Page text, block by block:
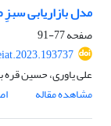
مدل بازاریابی
صفحه77-91
علی یاوری، حسین قره
مشاهده مقاله